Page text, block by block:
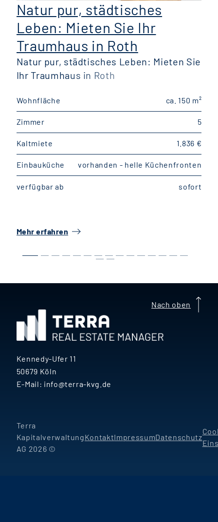
Natur pur, städtisches
Leben: Mieten Sie Ihr
Traumhaus in Roth
Natur pur, städtisches Leben: Mieten Sie
Ihr Traumhaus in Roth
Wohnfläche ca. 150 m²
Zimmer 5
Kaltmiete 1.836 €
Einbauküche vorhanden - helle Küchenfronten
verfügbar ab sofort
Mehr erfahren
Nach oben
Kennedy-Ufer 11
50679 Köln
E-Mail: info@terra-kvg.de
Terra
Kapitalverwaltung
AG 2026 ©
KontaktImpressumDatenschutz